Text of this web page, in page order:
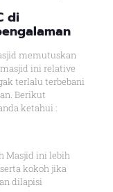
di
memutuskan
ini relative
terlalu terbebani
Berikut
ketahui :
Masjid ini lebih
kokoh jika
dilapisi